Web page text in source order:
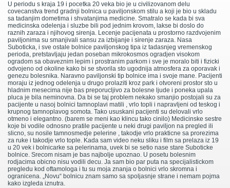
U periodu s kraja 19 i pocetka 20 veka bio je u civilizovanom delu
covecanstva trend gradnji bolnica u paviljonskom stilu a koji je bio u skladu
sa tadanjim dometima i shvatanjima medicine. Smatralo se kada bi sva
medicinska odelenja i sluzbe bili pod jednim krovom, lakse bi doslo do
raznih zaraza i njihovog sirenja. Lecenje pacijenata u prostorno razdvojenim
paviljonima su smanjivali sansu za izbijanje i sirenje zaraza. Nasa
Suboticka, i sve ostale bolnice paviljonskog tipa iz tadasnjeg vremenskog
perioda, pretstavljaju jedan poseban mikrokosmos ogradjen visokom
ogradom sa obaveznim lepim i prostranim parkom i sve je moralo biti i fizicki
odvojeno od okoline kako bi se stvorila sto ugodnija atmosfera za oporavak i
genezu bolesnika. Naravno paviljonski tip bolnice ima i svoje mane. Pacijenti
moraju iz jednog odelenja u drugo prolaziti kroz park i otvoreni prostor sto u
hladnim mesecima nije bas preporucljivo za bolesne ljude i poneka upala
pluca je bila neminovna. Da bi se taj problem nekako smanjio postojali su za
pacijente u nasoj bolnici tamnoplavi matili , vrlo topli i napravljeni od teskog i
krupnog tamnoplavog somota. Tako ususkani pacijenti su delovali vrlo
otmeno i elegantno. (barem se meni kao klincu tako cinilo) Medicinske sestre
koje bi vodile odnosno pratile pacijente u neki drugi paviljon na pregled ili
slicno, su nosile tamnosmedje pelerine , takodje vrlo prakticne sa prorezima
za ruke i takodje vrlo tople. Kada sam video neku sliku i film sa prelaza iz 19
u 20 vek i bolnicarke sa pelerinama, uvek bi se setio nase stare Suboticke
bolnice. Srecom nisam je bas najbolje upoznao. U posetu bolesnim
rodjacima obicno nisu vodili decu. Ja sam bio par puta na specijalistickom
pregledu kod oftamologa i tu su moja znanja o bolnici vrlo skromna i
ogranicena. „Novu“ bolnicu znam samo sa spoljasnje strane i nemam pojma
kako izgleda iznutra.